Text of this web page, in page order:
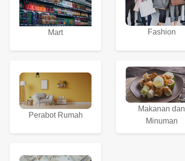
Mart Fashion
Perabot Rumah
Makanan dan
Minuman